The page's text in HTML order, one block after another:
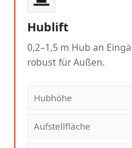
Hublift
0,2–1,5 m Hub an
robust für Außen.
Hubhöhe
Aufstellfläche